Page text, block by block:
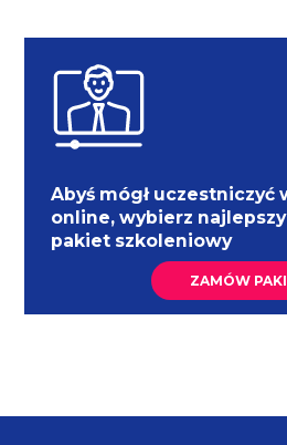
Abyś mógł uczestniczyć
online, wybierz
pakiet szkoleniowy
ZAMÓW